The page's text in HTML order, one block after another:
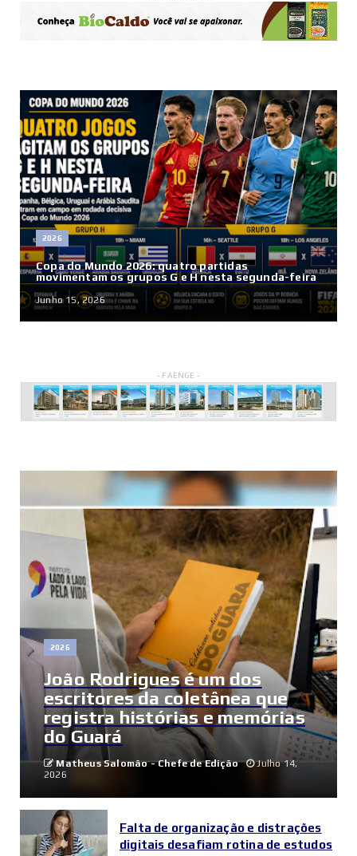
2026
Copa do Mundo 2026: quatro partidas
movimentam os grupos G e H nesta segunda-feira
Junho 15, 2026
- FAENGE -
2026
João Rodrigues é um dos
escritores da coletânea que
registra histórias e memórias
do Guará
Matheus Salomão - Chefe de Edição
Julho 14,
2026
Falta de organização e distrações
digitais desafiam rotina de estudos